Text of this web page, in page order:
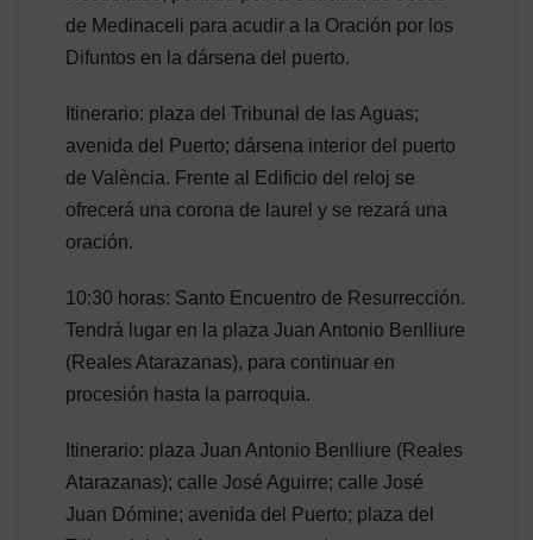
de Medinaceli para acudir a la Oración por los
Difuntos en la dársena del puerto.
Itinerario: plaza del Tribunal de las Aguas;
avenida del Puerto; dársena interior del puerto
de València. Frente al Edificio del reloj se
ofrecerá una corona de laurel y se rezará una
oración.
10:30 horas: Santo Encuentro de Resurrección.
Tendrá lugar en la plaza Juan Antonio Benlliure
(Reales Atarazanas), para continuar en
procesión hasta la parroquia.
Itinerario: plaza Juan Antonio Benlliure (Reales
Atarazanas); calle José Aguirre; calle José
Juan Dómine; avenida del Puerto; plaza del